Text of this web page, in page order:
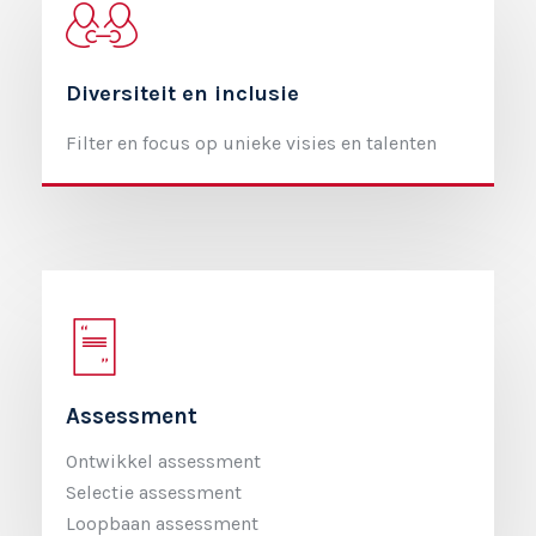
Diversiteit en inclusie
Filter en focus op unieke visies en talenten
Assessment
Ontwikkel assessment
Selectie assessment
Loopbaan assessment